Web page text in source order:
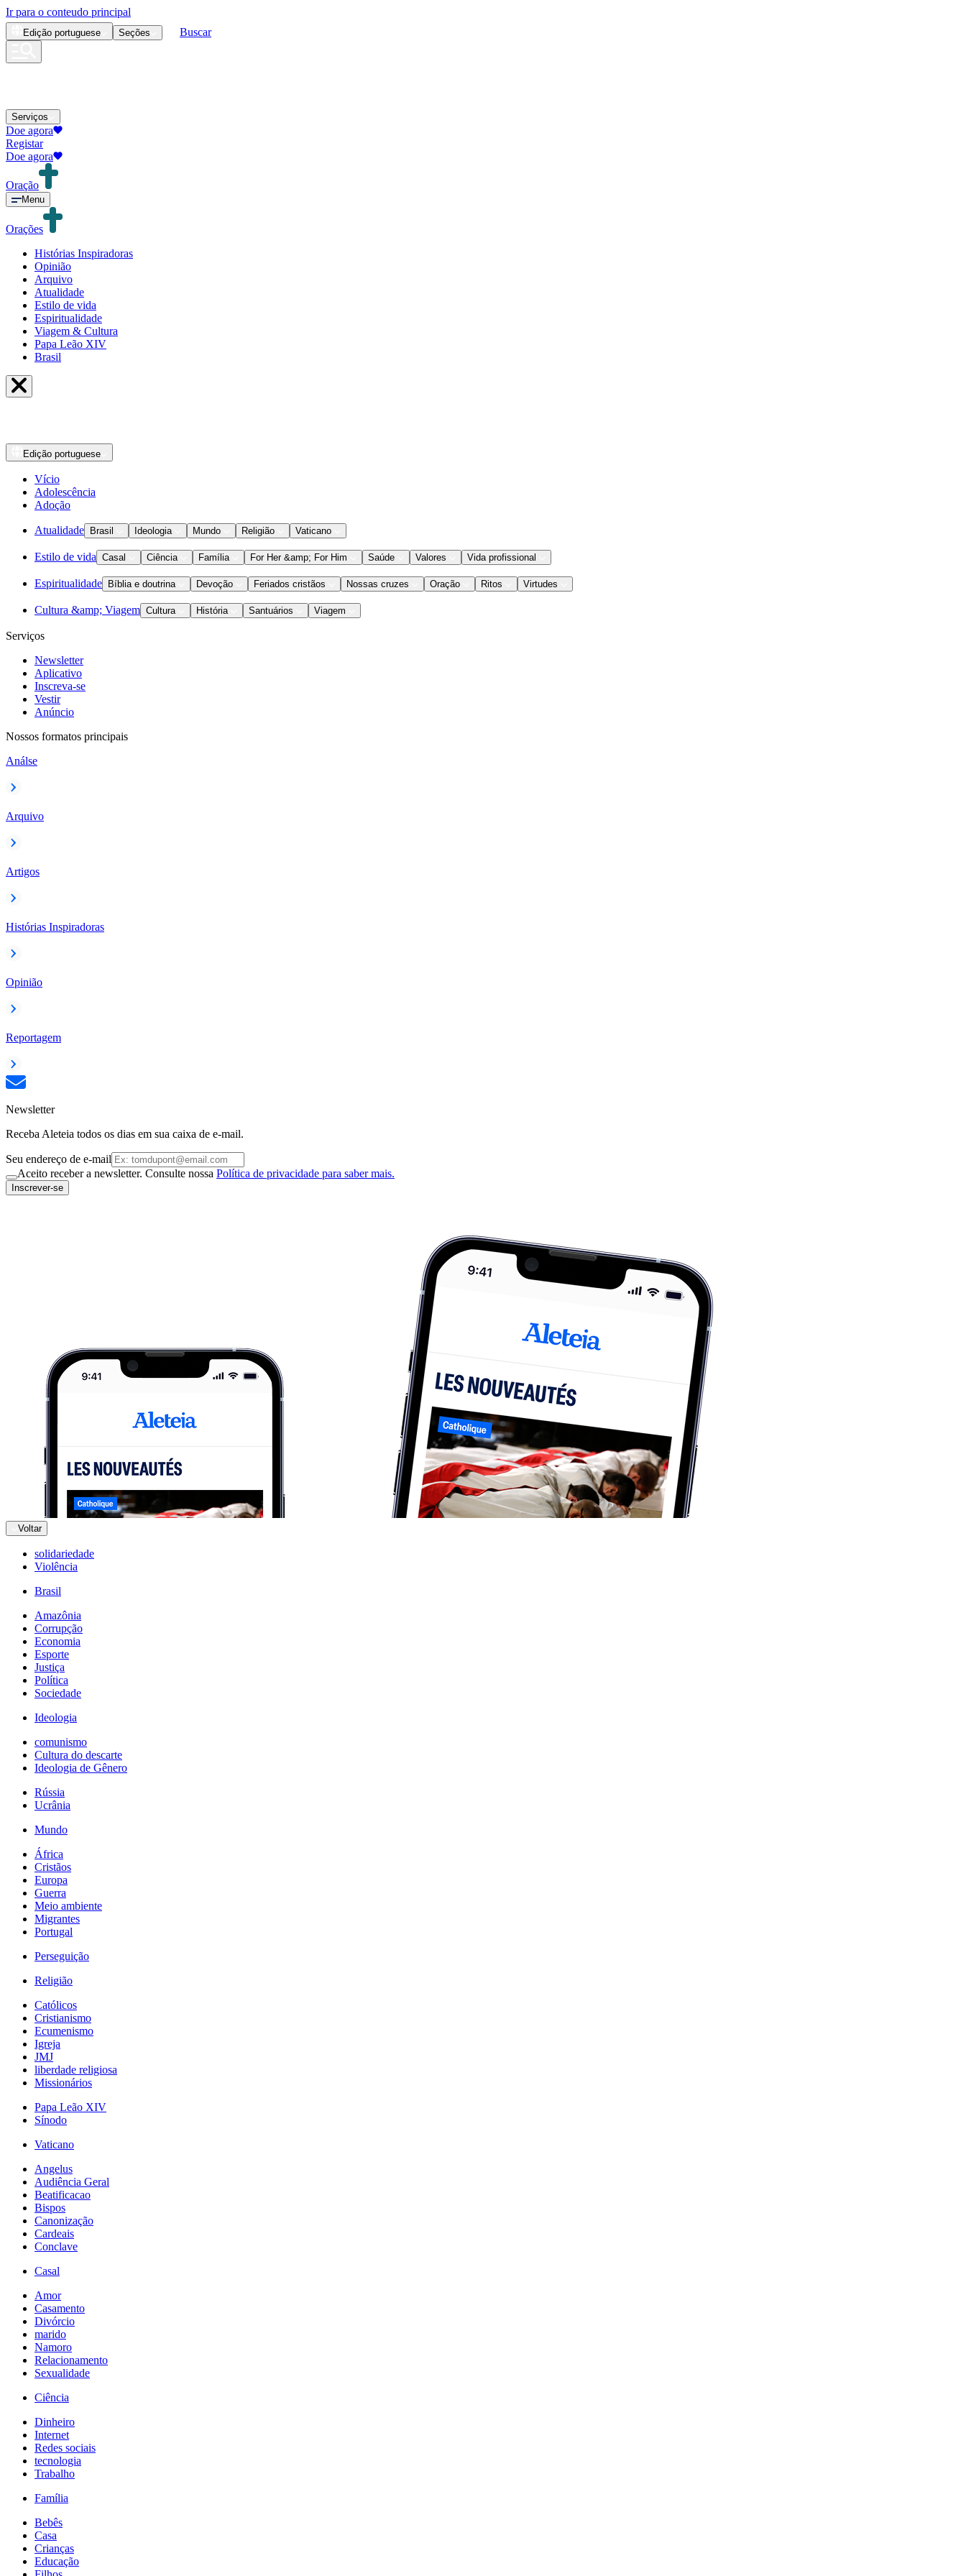
Ir para o conteudo principal
Edição portuguese Seções Buscar
Serviços
Doe agora
Registar
Doe agora
Oração
Menu
Orações
Histórias Inspiradoras
Opinião
Arquivo
Atualidade
Estilo de vida
Espiritualidade
Viagem & Cultura
Papa Leão XIV
Brasil
Edição portuguese
Vício
Adolescência
Adoção
Atualidade Brasil Ideologia Mundo Religião Vaticano
Estilo de vida Casal Ciência Família For Her &amp; For Him Saúde Valores Vida profissional
Espiritualidade Bíblia e doutrina Devoção Feriados cristãos Nossas cruzes Oração Ritos Virtudes
Cultura &amp; Viagem Cultura História Santuários Viagem
Serviços
Newsletter
Aplicativo
Inscreva-se
Vestir
Anúncio
Nossos formatos principais
Análse
Arquivo
Artigos
Histórias Inspiradoras
Opinião
Reportagem
Newsletter
Receba Aleteia todos os dias em sua caixa de e-mail.
Seu endereço de e-mail
Aceito receber a newsletter. Consulte nossa Política de privacidade para saber mais.
Inscrever-se
Voltar
solidariedade
Violência
Brasil
Amazônia
Corrupção
Economia
Esporte
Justiça
Política
Sociedade
Ideologia
comunismo
Cultura do descarte
Ideologia de Gênero
Rússia
Ucrânia
Mundo
África
Cristãos
Europa
Guerra
Meio ambiente
Migrantes
Portugal
Perseguição
Religião
Católicos
Cristianismo
Ecumenismo
Igreja
JMJ
liberdade religiosa
Missionários
Papa Leão XIV
Sínodo
Vaticano
Angelus
Audiência Geral
Beatificacao
Bispos
Canonização
Cardeais
Conclave
Casal
Amor
Casamento
Divórcio
marido
Namoro
Relacionamento
Sexualidade
Ciência
Dinheiro
Internet
Redes sociais
tecnologia
Trabalho
Família
Bebês
Casa
Crianças
Educação